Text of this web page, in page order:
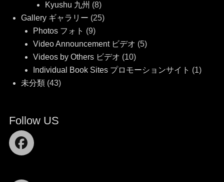
Kyushu 九州 (8)
Gallery ギャラリー (25)
Photos フォト (9)
Video Announcement ビデオ (5)
Videos by Others ビデオ (10)
Individual Book Sites プロモーションサイト (1)
未分類(43)
Follow US
Facebook